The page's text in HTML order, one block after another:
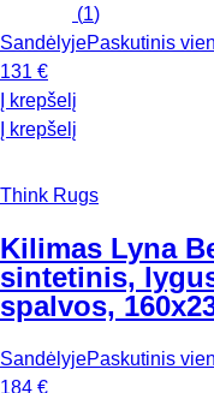
(1)
SandėlyjePaskutinis
131 €
Į krepšelį
Į krepšelį
Think Rugs
Kilimas Lyna
sintetinis,
spalvos,
SandėlyjePaskutinis
184 €